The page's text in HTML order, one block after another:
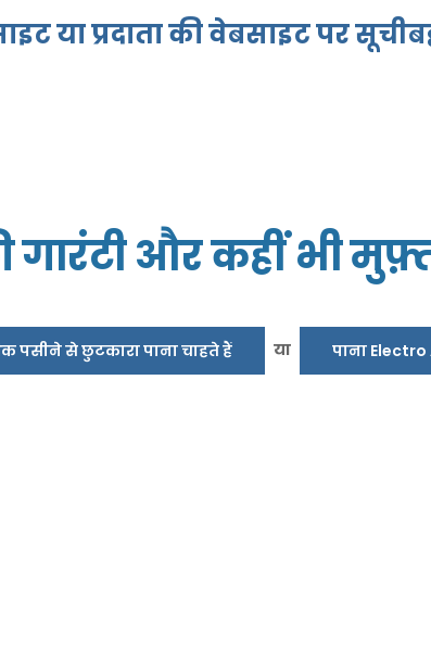
प्रदाता की वेबसाइट पर
गारंटी और कहीं भी
पसीने से छुटकारा पाना चाहते हैं या पाना